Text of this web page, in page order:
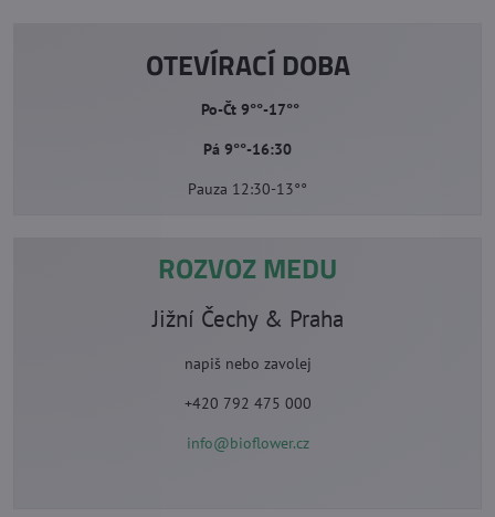
OTEVÍRACÍ DOBA
Po-Čt 9°°-17°°
Pá 9°°-16:30
Pauza 12:30-13°°
ROZVOZ MEDU
Jižní Čechy & Praha
napiš nebo zavolej
+420 792 475 000
info@bioflower.cz